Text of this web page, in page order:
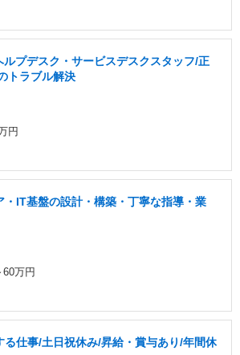
ルプデスク・サービスデスクスタッフ/正
トラブル解決
円
・IT基盤の設計・構築・丁寧な指導・業
60万円
る仕事/土日祝休み/昇給・賞与あり/年間休